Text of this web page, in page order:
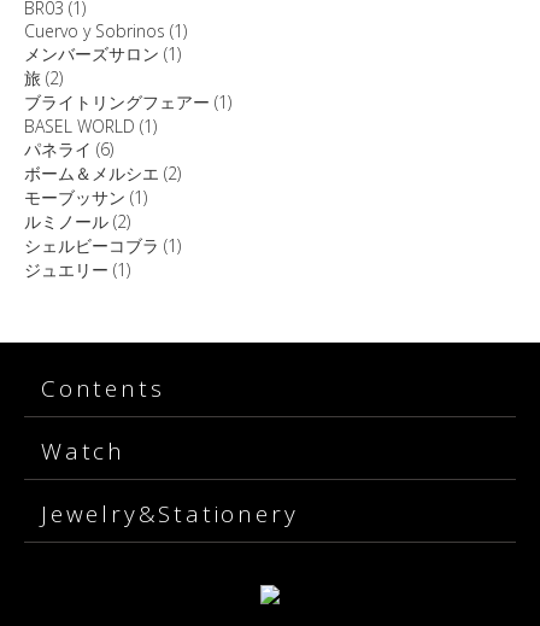
BR03 (1)
Cuervo y Sobrinos (1)
メンバーズサロン (1)
旅 (2)
ブライトリングフェアー (1)
BASEL WORLD (1)
パネライ (6)
ボーム＆メルシエ (2)
モーブッサン (1)
ルミノール (2)
シェルビーコブラ (1)
ジュエリー (1)
Contents
Watch
Jewelry&Stationery